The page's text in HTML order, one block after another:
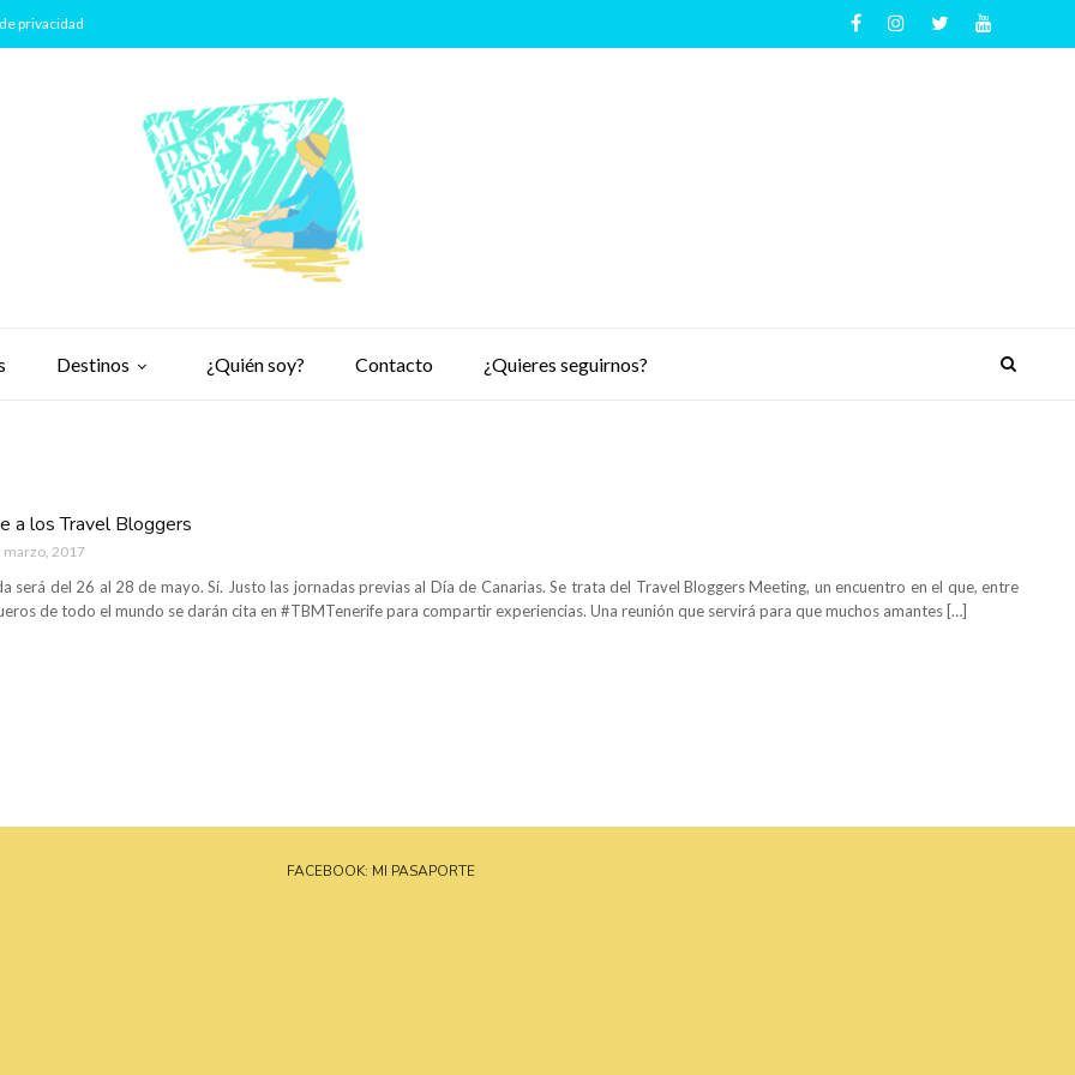
Destinos ¿Quién soy? Contacto ¿Quieres seguirnos?
privacidad
a los Travel Bloggers
marzo, 2017
será del 26 al 28 de mayo. Sí. Justo las jornadas previas al Día de Canarias. Se trata del Travel Bloggers Meeting, un encuentro en el que, entre
de todo el mundo se darán cita en #TBMTenerife para compartir experiencias. Una reunión que servirá para que muchos amantes […]
FACEBOOK: MI PASAPORTE